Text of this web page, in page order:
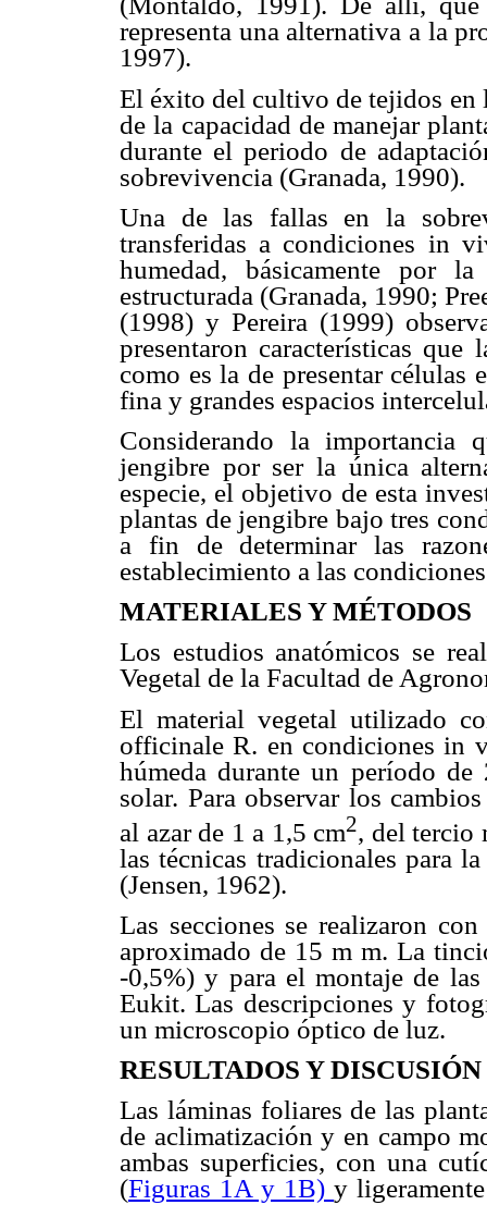
representa una alternativa a la
1997).
El éxito del cultivo de tejidos en
de la capacidad de manejar
durante el periodo de
sobrevivencia (Granada, 1990).
Una de las fallas en la
transferidas a condiciones in
humedad, básicamente por
estructurada (Granada, 1990;
(1998) y Pereira (1999)
presentaron características que
como es la de presentar células
fina y grandes espacios
Considerando la
jengibre por ser la única
especie, el objetivo de esta
plantas de jengibre bajo tres
a fin de determinar las
establecimiento a las
MATERIALES Y MÉTODOS
Los estudios anatómicos se
Vegetal de la Facultad de
El material vegetal utilizado
officinale R. en condiciones in
húmeda durante un período
solar. Para observar los
al azar de 1 a 1,5 cm2, del tercio
las técnicas tradicionales para
(Jensen, 1962).
Las secciones se realizaron
aproximado de 15 m m. La
-0,5%) y para el montaje de
Eukit. Las descripciones y
un microscopio óptico de luz.
RESULTADOS Y DISCUSIÓN
Las láminas foliares de las
de aclimatización y en campo
ambas superficies, con una
(Figuras 1A y 1B) y